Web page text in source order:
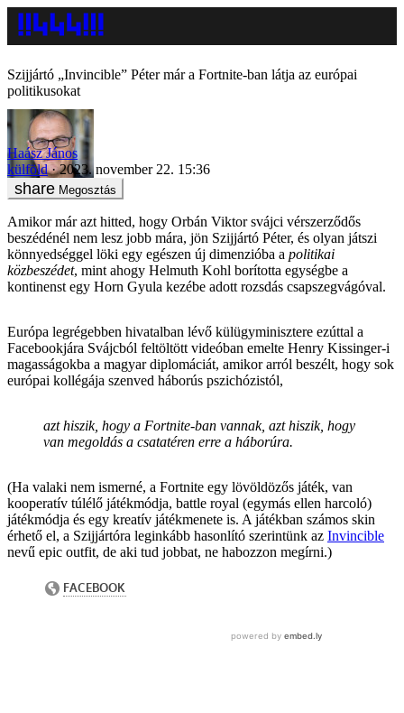
Szijjártó „Invincible” Péter már a Fortnite-ban látja az európai
politikusokat
Haász János
külföld
2023. november 22. 15:36
Megosztás
Amikor már azt hitted, hogy Orbán Viktor svájci vérszerződős
beszédénél nem lesz jobb mára, jön Szijjártó Péter, és olyan játszi
könnyedséggel löki egy egészen új dimenzióba a politikai
közbeszédet, mint ahogy Helmuth Kohl borította egységbe a
kontinenst egy Horn Gyula kezébe adott rozsdás csapszegvágóval.
Európa legrégebben hivatalban lévő külügyminisztere ezúttal a
Facebookjára Svájcból feltöltött videóban emelte Henry Kissinger-i
magasságokba a magyar diplomáciát, amikor arról beszélt, hogy sok
európai kollégája szenved háborús pszichózistól,
azt hiszik, hogy a Fortnite-ban vannak, azt hiszik, hogy
van megoldás a csatatéren erre a háborúra.
(Ha valaki nem ismerné, a Fortnite egy lövöldözős játék, van
kooperatív túlélő játékmódja, battle royal (egymás ellen harcoló)
játékmódja és egy kreatív játékmenete is. A játékban számos skin
érhető el, a Szijjártóra leginkább hasonlító szerintünk az Invincible
nevű epic outfit, de aki tud jobbat, ne habozzon megírni.)